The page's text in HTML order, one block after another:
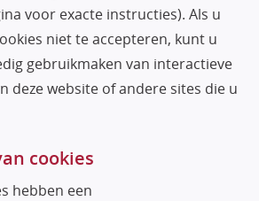
voor exacte instructies). Als u
niet te accepteren, kunt u
gebruikmaken van interactieve
deze website of andere sites die u
cookies
hebben een